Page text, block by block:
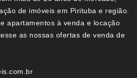
de imóveis em Pirituba e região.
apartamentos à venda e locação
as nossas ofertas de venda de